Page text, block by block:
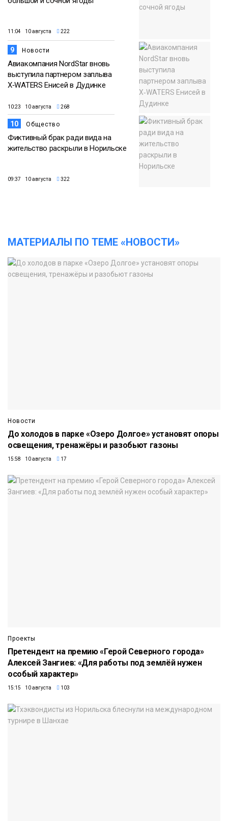
11:04 10 августа 222
9 Новости
Авиакомпания NordStar вновь
выступила партнером заплыва
X‑WATERS Енисей в Дудинке
10:23 10 августа 268
10 Общество
Фиктивный брак ради вида на
жительство раскрыли в Норильске
09:37 10 августа 322
МАТЕРИАЛЫ ПО ТЕМЕ «НОВОСТИ»
Новости
До холодов в парке «Озеро Долгое» установят опоры
освещения, тренажёры и разобьют газоны
15:58 10 августа 17
Проекты
Претендент на премию «Герой Северного города»
Алексей Зангиев: «Для работы под землёй нужен
особый характер»
15:15 10 августа 103